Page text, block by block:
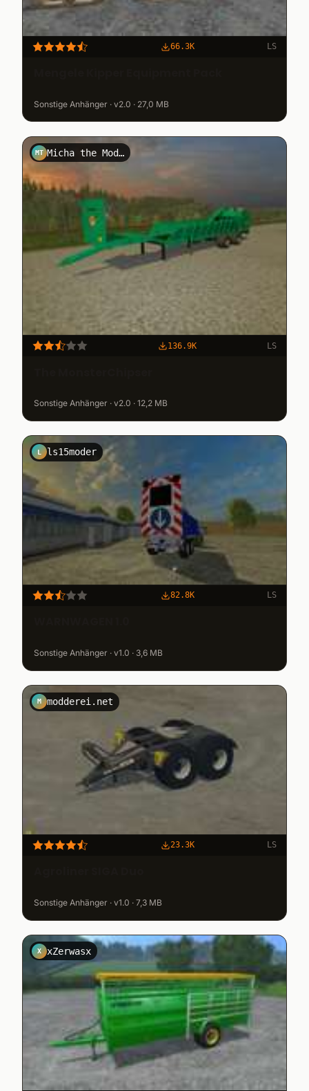
66.3K LS
Sonstige Anhänger · v2.0 · 27,0 MB
MT Micha the Modder
136.9K LS
Sonstige Anhänger · v2.0 · 12,2 MB
L ls15moder
82.8K LS
Sonstige Anhänger · v1.0 · 3,6 MB
M modderei.net
23.3K LS
Sonstige Anhänger · v1.0 · 7,3 MB
X xZerwasx